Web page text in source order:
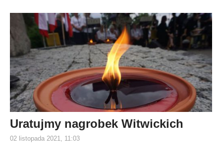
Uratujmy nagrobek Witwickich
02 listopada 2021, 11:03